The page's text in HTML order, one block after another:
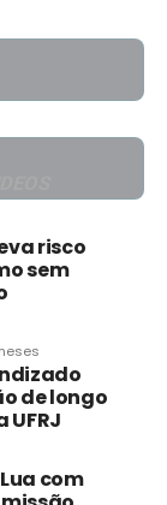
risco
sem
de longo
com